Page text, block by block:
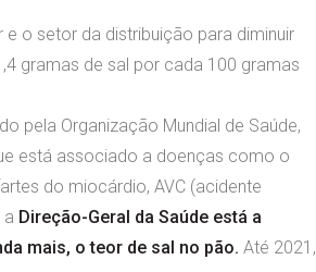
o setor da distribuição para diminuir
gramas de sal por cada 100 gramas
pela Organização Mundial de Saúde,
está associado a doenças como o
do miocárdio, AVC (acidente
a Direção-Geral da Saúde está a
mais, o teor de sal no pão. Até 2021,